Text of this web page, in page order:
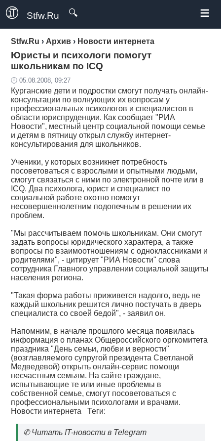
Stfw.Ru 🔍 ≡
Stfw.Ru › Архив › Новости интернета
Юристы и психологи помогут
школьникам по ICQ
🕛 05.08.2008, 09:27
Курганские дети и подростки смогут получать онлайн-
консультации по волнующих их вопросам у
профессиональных психологов и специалистов в
области юриспруденции. Как сообщает "РИА
Новости", местный центр социальной помощи семье
и детям в пятницу открыл службу интернет-
консультирования для школьников.
Ученики, у которых возникнет потребность
посоветоваться с взрослыми и опытными людьми,
смогут связаться с ними по электронной почте или в
ICQ. Два психолога, юрист и специалист по
социальной работе охотно помогут
несовершеннолетним подопечным в решении их
проблем.
"Мы рассчитываем помочь школьникам. Они смогут
задать вопросы юридического характера, а также
вопросы по взаимоотношениям с одноклассниками и
родителями", - цитирует "РИА Новости" слова
сотрудника Главного управлении социальной защиты
населения региона.
"Такая форма работы приживется надолго, ведь не
каждый школьник решится лично постучать в дверь
специалиста со своей бедой", - заявил он.
Напомним, в начале прошлого месяца появилась
информация о планах Общероссийского оргкомитета
праздника "День семьи, любви и верности"
(возглавляемого супругой президента Светланой
Медведевой) открыть онлайн-сервис помощи
несчастным семьям. На сайте граждане,
испытывающие те или иные проблемы в
собственной семье, смогут посоветоваться с
профессиональными психологами и врачами.
Новости интернета Теги:
✆Читать IT-новости в Telegram